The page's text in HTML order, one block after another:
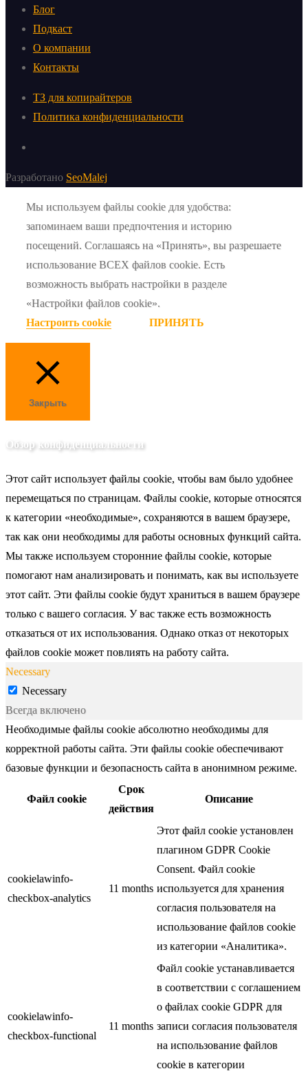
Блог
Подкаст
О компании
Контакты
ТЗ для копирайтеров
Политика конфиденциальности
Разработано SeoMalej
Мы используем файлы cookie для удобства:
запоминаем ваши предпочтения и историю
посещений. Соглашаясь на «Принять», вы разрешаете
использование ВСЕХ файлов cookie. Есть
возможность выбрать настройки в разделе
«Настройки файлов cookie».
Настроить cookie
ПРИНЯТЬ
Закрыть
Обзор конфиденциальности
Этот сайт использует файлы cookie, чтобы вам было удобнее
перемещаться по страницам. Файлы cookie, которые относятся
к категории «необходимые», сохраняются в вашем браузере,
так как они необходимы для работы основных функций сайта.
Мы также используем сторонние файлы cookie, которые
помогают нам анализировать и понимать, как вы используете
этот сайт. Эти файлы cookie будут храниться в вашем браузере
только с вашего согласия. У вас также есть возможность
отказаться от их использования. Однако отказ от некоторых
файлов cookie может повлиять на работу сайта.
Necessary
Necessary
Всегда включено
Необходимые файлы cookie абсолютно необходимы для
корректной работы сайта. Эти файлы cookie обеспечивают
базовые функции и безопасность сайта в анонимном режиме.
Файл cookie
Срок
действия
Описание
cookielawinfo-
checkbox-analytics
11 months
Этот файл cookie установлен
плагином GDPR Cookie
Consent. Файл cookie
используется для хранения
согласия пользователя на
использование файлов cookie
из категории «Аналитика».
cookielawinfo-
checkbox-functional
11 months
Файл cookie устанавливается
в соответствии с соглашением
о файлах cookie GDPR для
записи согласия пользователя
на использование файлов
cookie в категории